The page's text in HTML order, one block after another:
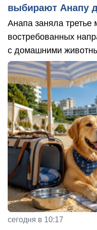
выбирают Анапу
Анапа заняла третье
востребованных
с домашними
сегодня в 10:17